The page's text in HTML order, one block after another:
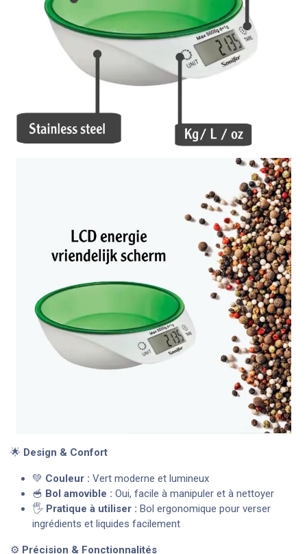
🌟 Design & Confort
💚 Couleur : Vert moderne et lumineux
🥣 Bol amovible : Oui, facile à manipuler et à nettoyer
🖐️ Pratique à utiliser : Bol ergonomique pour verser
ingrédients et liquides facilement
⚙️ Précision & Fonctionnalités